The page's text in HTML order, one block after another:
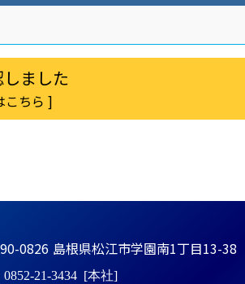
こちら ]
0826 島根県松江市学園南1丁目13-38
0852-21-3434 [本社]